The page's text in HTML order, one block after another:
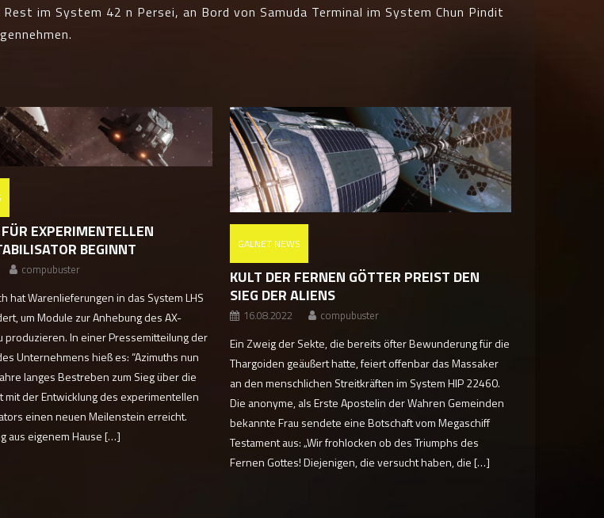
im System 42 n Persei, an Bord von Samuda Terminal im System Chun Pindit
EXPERIMENTELLEN
BEGINNT
compubuster
hat Warenlieferungen in das System LHS
um Module zur Anhebung des AX-
produzieren. In einer Pressemitteilung der
Unternehmens hieß es: “Azimuths nun
langes Bestreben zum Sieg über die
mit der Entwicklung des experimentellen
einen neuen Meilenstein erreicht.
aus eigenem Hause […]
GALNET NEWS
KULT DER FERNEN GÖTTER PREIST DEN
SIEG DER ALIENS
16.08.2022 compubuster
Ein Zweig der Sekte, die bereits öfter Bewunderung für die
Thargoiden geäußert hatte, feiert offenbar das Massaker
an den menschlichen Streitkräften im System HIP 22460.
Die anonyme, als Erste Apostelin der Wahren Gemeinden
bekannte Frau sendete eine Botschaft vom Megaschiff
Testament aus: „Wir frohlocken ob des Triumphs des
Fernen Gottes! Diejenigen, die versucht haben, die […]